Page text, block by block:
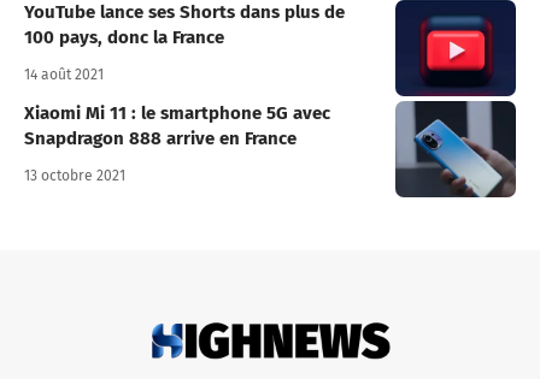
YouTube lance ses Shorts dans plus de
100 pays, donc la France
14 août 2021
Xiaomi Mi 11 : le smartphone 5G avec
Snapdragon 888 arrive en France
13 octobre 2021